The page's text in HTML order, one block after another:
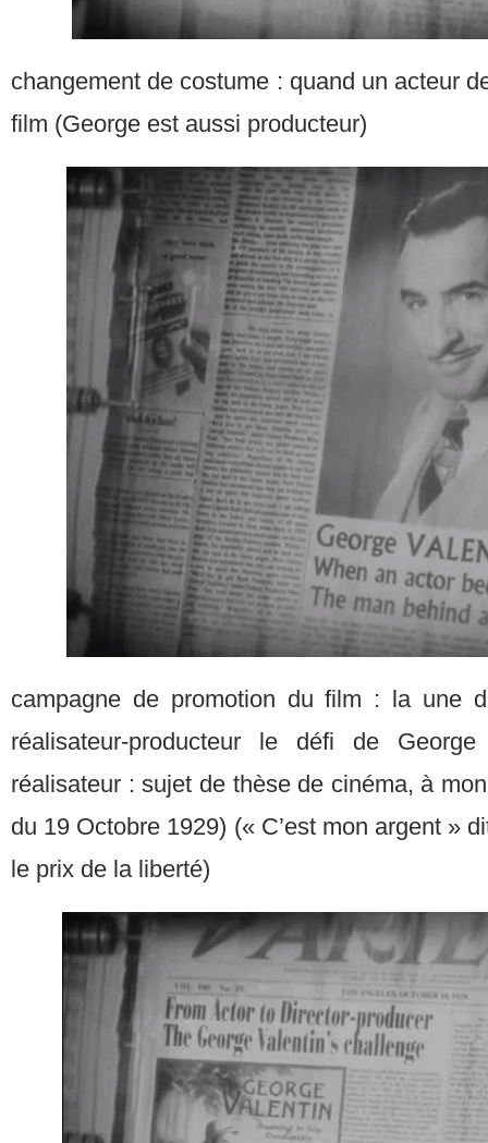
changement de costume : quand un acteur
film (George est aussi producteur)
campagne de promotion du film : la une
réalisateur-producteur le défi de
réalisateur : sujet de thèse de cinéma, à
du 19 Octobre 1929) (« C’est mon argent »
le prix de la liberté)